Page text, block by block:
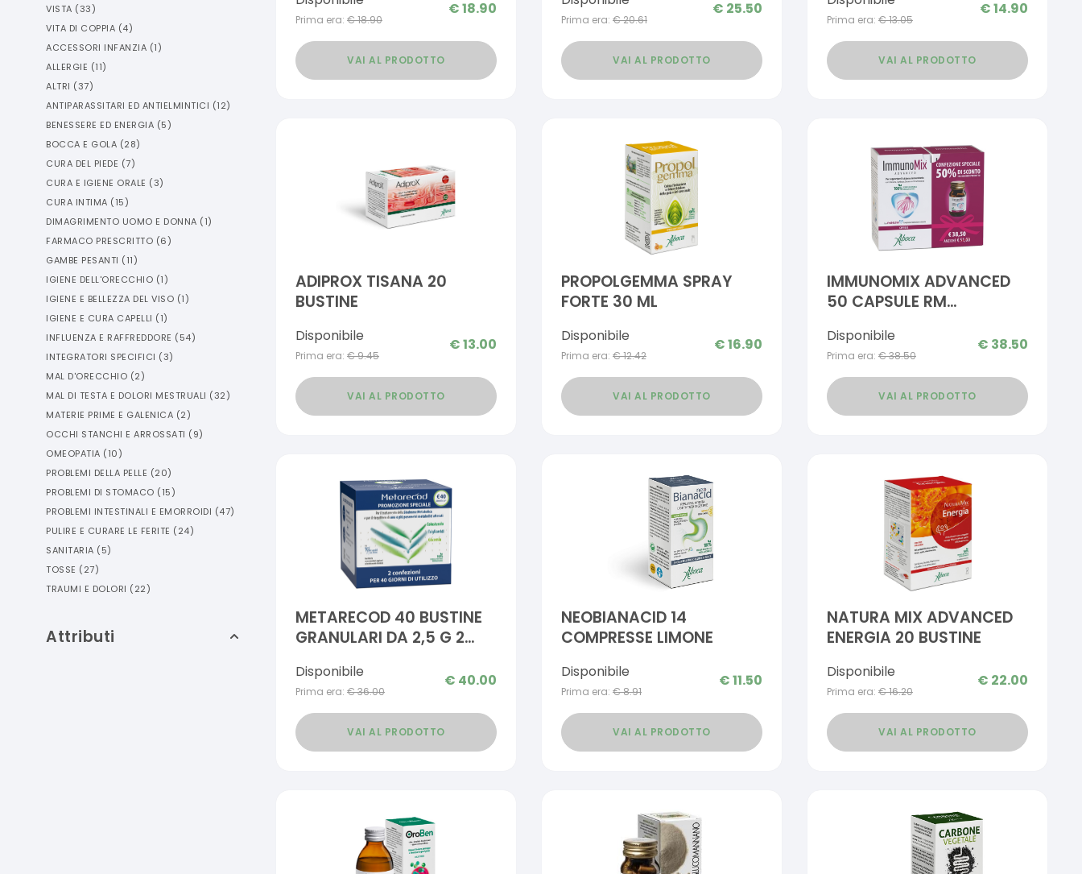
VISTA (33)
VITA DI COPPIA (4)
ACCESSORI INFANZIA (1)
ALLERGIE (11)
ALTRI (37)
ANTIPARASSITARI ED ANTIELMINTICI (12)
BENESSERE ED ENERGIA (5)
BOCCA E GOLA (28)
CURA DEL PIEDE (7)
CURA E IGIENE ORALE (3)
CURA INTIMA (15)
DIMAGRIMENTO UOMO E DONNA (1)
FARMACO PRESCRITTO (6)
GAMBE PESANTI (11)
IGIENE DELL'ORECCHIO (1)
IGIENE E BELLEZZA DEL VISO (1)
IGIENE E CURA CAPELLI (1)
INFLUENZA E RAFFREDDORE (54)
INTEGRATORI SPECIFICI (3)
MAL D'ORECCHIO (2)
MAL DI TESTA E DOLORI MESTRUALI (32)
MATERIE PRIME E GALENICA (2)
OCCHI STANCHI E ARROSSATI (9)
OMEOPATIA (10)
PROBLEMI DELLA PELLE (20)
PROBLEMI DI STOMACO (15)
PROBLEMI INTESTINALI E EMORROIDI (47)
PULIRE E CURARE LE FERITE (24)
SANITARIA (5)
TOSSE (27)
TRAUMI E DOLORI (22)
Attributi
Prima era: €18.90
€18.90
VAI AL PRODOTTO
Prima era: €20.61
€ 25.50
VAI AL PRODOTTO
Prima era: €13.05
€14.90
VAI AL PRODOTTO
ADIPROX TISANA 20
BUSTINE
Disponibile
Prima era: €9.45
€13.00
VAI AL PRODOTTO
PROPOLGEMMA SPRAY
FORTE 30 ML
Disponibile
Prima era: €12.42
€16.90
VAI AL PRODOTTO
IMMUNOMIX ADVANCED
50 CAPSULE RM
PEZZI
Disponibile
Prima era: €38.50
€ 38.50
VAI AL PRODOTTO
METARECOD 40 BUSTINE
GRANULARI DA 2,5 G 2
Disponibile
Prima era: €36.00
€ 40.00
VAI AL PRODOTTO
NEOBIANACID 14
COMPRESSE LIMONE
Disponibile
Prima era: €8.91
€11.50
VAI AL PRODOTTO
NATURA MIX ADVANCED
ENERGIA 20 BUSTINE
Disponibile
Prima era: €16.20
€ 22.00
VAI AL PRODOTTO